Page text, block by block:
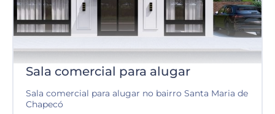
Sala comercial para alugar
Sala comercial para alugar no bairro Santa Maria de
Chapecó